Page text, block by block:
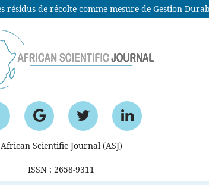
African Scientific Journal (ASJ)
ISSN : 2658-9311